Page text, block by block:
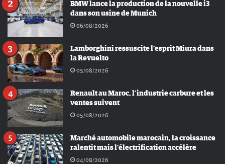
BMW lance la production de la nouvelle i3
dans son usine de Munich
06/08/2026
Lamborghini ressuscite l’esprit Miura dans
la Revuelto
05/08/2026
Renault au Maroc, l’industrie carbure et les
ventes suivent
05/08/2026
Marché automobile marocain, la croissance
ralentit mais l’électrification accélère
04/08/2026